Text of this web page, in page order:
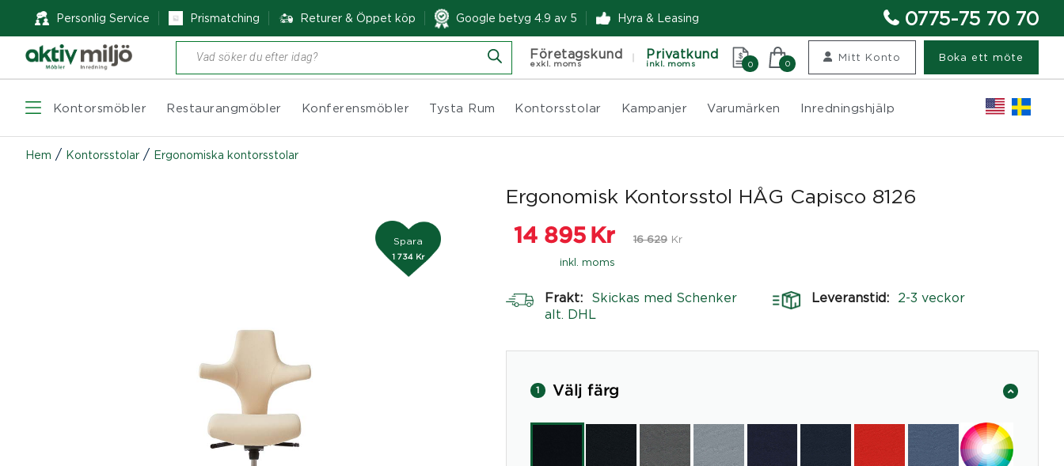
Personlig Service Prismatching Returer & Öppet köp Google betyg 4.9 av 5 Hyra & Leasing 0775-75 70 70
Produktsökning Företagskund
exkl. moms
Privatkund
inkl. moms 0 0
Mitt Konto Boka ett möte
Kontorsmöbler Restaurangmöbler Konferensmöbler Tysta Rum Kontorsstolar Kampanjer Varumärken Inredningshjälp
Hem / Kontorsstolar / Ergonomiska kontorsstolar
Spara
1 734 Kr
Ergonomisk Kontorsstol HÅG Capisco 8126
14 895 Kr
inkl. moms
16 629 Kr
Frakt:
Skickas med Schenker
alt. DHL
Leveranstid: 2-3 veckor
1 Välj färg